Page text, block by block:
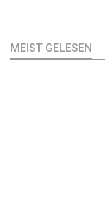
MEIST GELESEN